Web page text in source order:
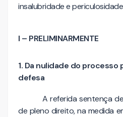
insalubridade e
I – PRELIMINARMENTE
1. Da nulidade do
defesa
A referida sentença
de pleno direito, na medida